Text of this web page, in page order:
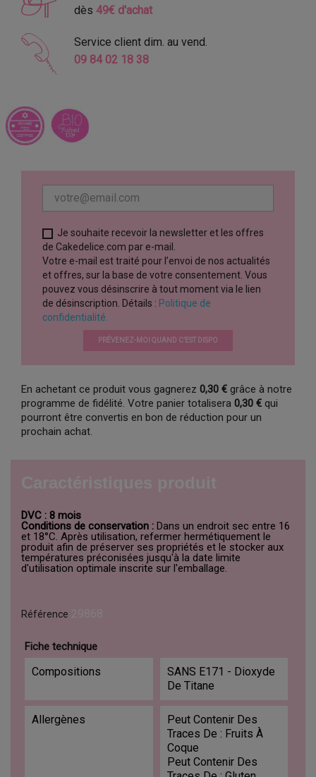
dès 49€ d'achat
Service client dim. au vend.
09 84 02 18 38
Je souhaite recevoir la newsletter et les offres
de Cakedelice.com par e-mail.
Votre e-mail est traité pour l’envoi de nos actualités
et offres, sur la base de votre consentement. Vous
pouvez vous désinscrire à tout moment via le lien
de désinscription. Détails : Politique de
confidentialité.
PRÉVENEZ-MOI QUAND C’EST DISPO
En achetant ce produit vous gagnerez 0,30 € grâce à notre
programme de fidélité. Votre panier totalisera 0,30 € qui
pourront être convertis en bon de réduction pour un
prochain achat.
DVC : 8 mois
Conditions de conservation : Dans un endroit sec entre 16
et 18°C. Après utilisation, refermer hermétiquement le
produit afin de préserver ses propriétés et le stocker aux
températures préconisées jusqu'à la date limite
d'utilisation optimale inscrite sur l'emballage.
Référence
Fiche technique
Compositions
SANS E171 - Dioxyde
De Titane
Allergènes
Peut Contenir Des
Traces De : Fruits À
Coque
Peut Contenir Des